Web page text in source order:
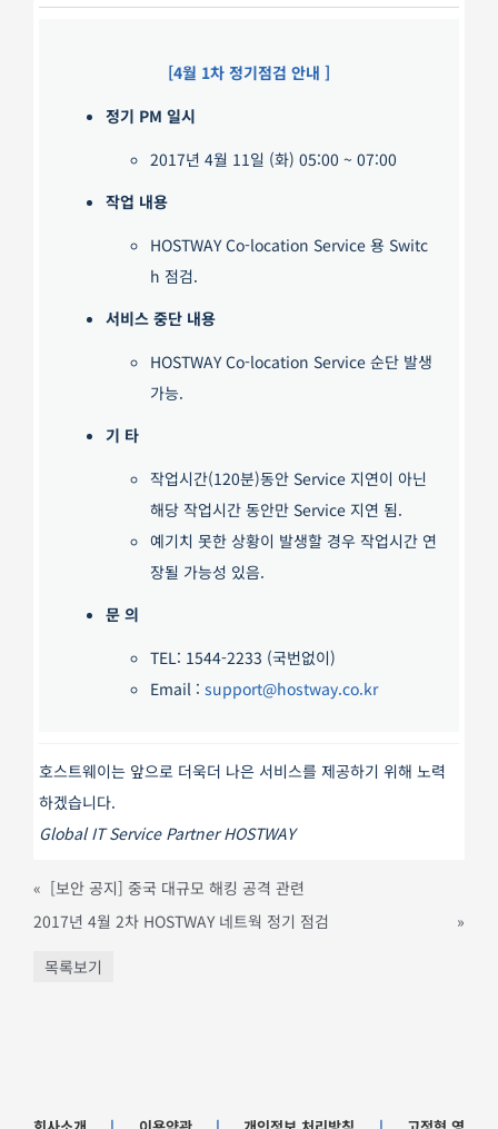
[4월 1차 정기점검 안내 ]
정기 PM 일시
2017년 4월 11일 (화) 05:00 ~ 07:00
작업 내용
HOSTWAY Co-location Service 용 Switc
h 점검.
서비스 중단 내용
HOSTWAY Co-location Service 순단 발생
가능.
기 타
작업시간(120분)동안 Service 지연이 아닌
해당 작업시간 동안만 Service 지연 됨.
예기치 못한 상황이 발생할 경우 작업시간 연
장될 가능성 있음.
문 의
TEL: 1544-2233 (국번없이)
Email : support@hostway.co.kr
호스트웨이는 앞으로 더욱더 나은 서비스를 제공하기 위해 노력
하겠습니다.
Global IT Service Partner HOSTWAY
« [보안 공지] 중국 대규모 해킹 공격 관련
2017년 4월 2차 HOSTWAY 네트웍 정기 점검
»
목록보기